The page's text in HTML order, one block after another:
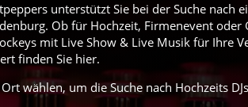
unterstützt Sie bei der Suche nach
Ob für Hochzeit, Firmenevent
mit Live Show & Live Musik für Ihre
finden Sie hier.
wählen, um die Suche nach Hochzeits